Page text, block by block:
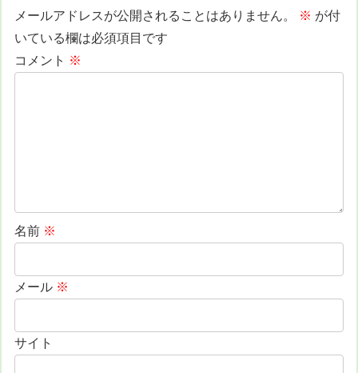
メールアドレスが公開されることはありません。 ※ が付
いている欄は必須項目です
コメント ※
名前 ※
メール ※
サイト